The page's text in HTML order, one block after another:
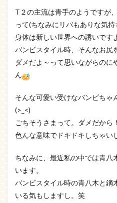
T２の主流は青手のようですが
って(ちなみにリバもありな気持
身体は新しい世界への誘いです
バンビスタイル時、そんなお尻
ダメだよ～って思いながらのに
ん
そんな可愛い受けなバンビちゃ
(>_<)
ごちそうさまって。ダメだから
色んな意味でドキドキしちゃい
ちなみに、最近私の中では青八
います。
バンビスタイル時の青八木と鏑
いる気もしますし。笑